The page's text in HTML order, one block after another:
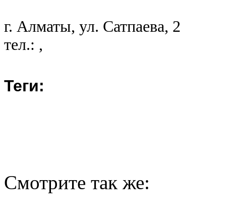
г. Алматы, ул. Сатпаева, 2
тел.: ,
Теги:
Смотрите так же: